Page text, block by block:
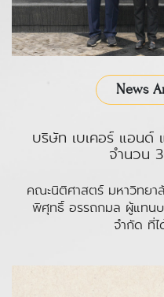
News
บริษัท เบเคอร์ แอนด์
จำนวน
คณะนิติศาสตร์ มหาวิทย
พิศุทธิ์ อรรถกมล ผู้แทน
จำกัด ที่ไ